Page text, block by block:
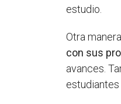
estudio.
Otra
con sus
avances.